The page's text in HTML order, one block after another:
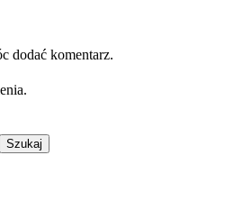
dodać komentarz.